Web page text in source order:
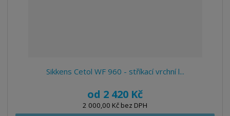
Sikkens Cetol WF 960 - stříkací vrchní l...
od 2 420 Kč
2 000,00 Kč bez DPH